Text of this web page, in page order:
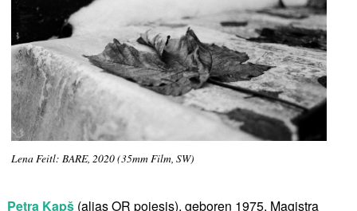
Lena Feitl: BARE, 2020 (35mm Film, SW)
Petra Kapš (alias OR poiesis), geboren 1975, Magistra